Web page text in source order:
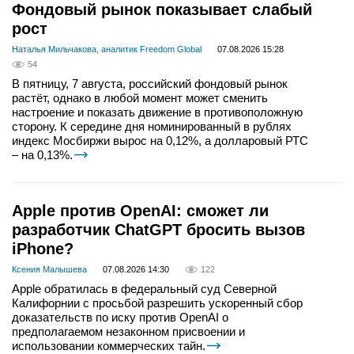
Фондовый рынок показывает слабый
рост
Наталья Мильчакова, аналитик Freedom Global
07.08.2026 15:28
54
В пятницу, 7 августа, российский фондовый рынок
растёт, однако в любой момент может сменить
настроение и показать движение в противоположную
сторону. К середине дня номинированный в рублях
индекс Мосбиржи вырос на 0,12%, а долларовый РТС
– на 0,13%.
Apple против OpenAI: сможет ли
разработчик ChatGPT бросить вызов
iPhone?
Ксения Малышева 07.08.2026 14:30 122
Apple обратилась в федеральный суд Северной
Калифорнии с просьбой разрешить ускоренный сбор
доказательств по иску против OpenAI о
предполагаемом незаконном присвоении и
использовании коммерческих тайн.